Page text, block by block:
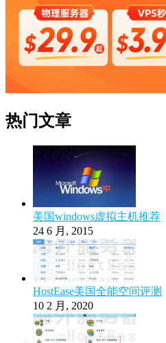
热门文章
美国windows虚拟主机推荐
24 6 月, 2015
HostEase美国全能空间评测
10 2 月, 2020